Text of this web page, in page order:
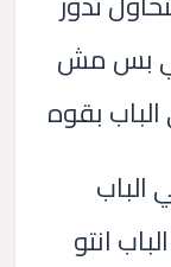
بس مش
بقوه
الباب
انتو